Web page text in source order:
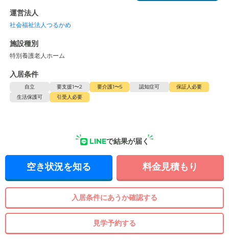
運営法人
社会福祉法人つるかめ
施設種別
特別養護老人ホーム
入居条件
自立 要支援1〜2 要介護1〜5 認知症可
保証人必要
生活保護可
引受人必要
LINEで結果が届く
空き状況を知る 料金見積もり
入居条件にあうか確認する
見学予約する